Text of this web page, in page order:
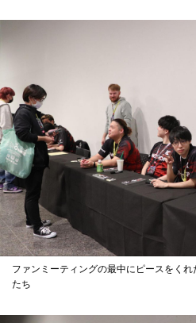
ファンミーティングの最中にピースをく
たち